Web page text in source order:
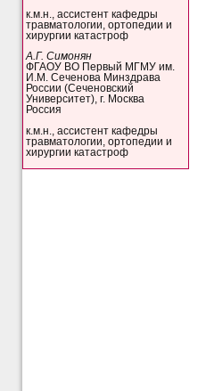
к.м.н., ассистент кафедры
травматологии, ортопедии и
хирургии катастроф
А.Г. Симонян
ФГАОУ ВО Первый МГМУ им.
И.М. Сеченова Минздрава
России (Сеченовский
Университет), г. Москва
Россия
к.м.н., ассистент кафедры
травматологии, ортопедии и
хирургии катастроф